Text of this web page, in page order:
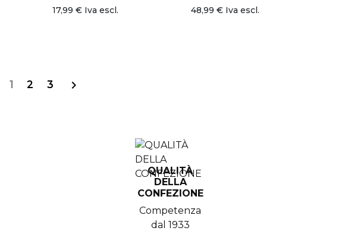
17,99 € Iva escl. 48,99 € Iva escl.
1 2 3 
QUALITÀ
DELLA
CONFEZIONE
Competenza
dal 1933